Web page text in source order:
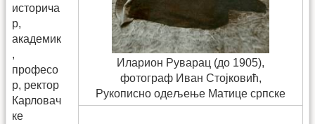
Иларион Руварац (до 1905),
фотограф Иван Стојковић,
Рукописно одељење Матице српске
историча
р,
академик
,
професо
р, ректор
Карловач
ке